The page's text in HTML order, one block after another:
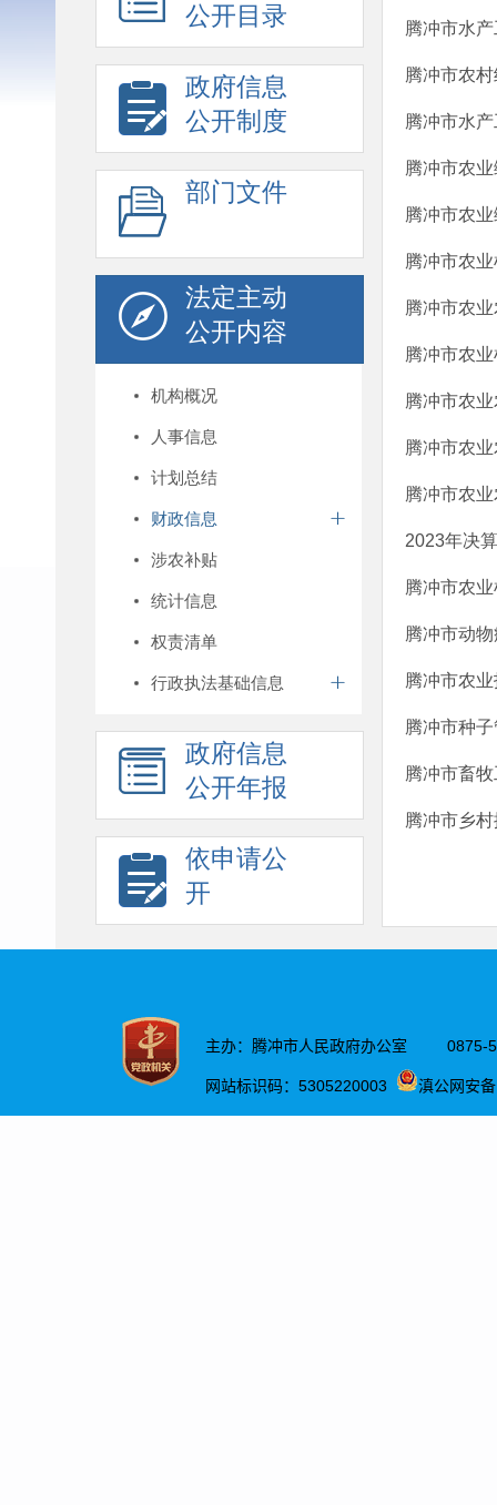
公开目录
政府信息
公开制度
部门文件
法定主动
公开内容
机构概况
人事信息
计划总结
财政信息
涉农补贴
统计信息
权责清单
行政执法基础信息
政府信息
公开年报
依申请公
开
腾冲市水
腾冲市农
腾冲市水
腾冲市农
腾冲市农
腾冲市农
腾冲市农
腾冲市农
腾冲市农
腾冲市农
腾冲市农
2023年决
腾冲市农
腾冲市动
腾冲市农
腾冲市种
腾冲市畜
腾冲市乡